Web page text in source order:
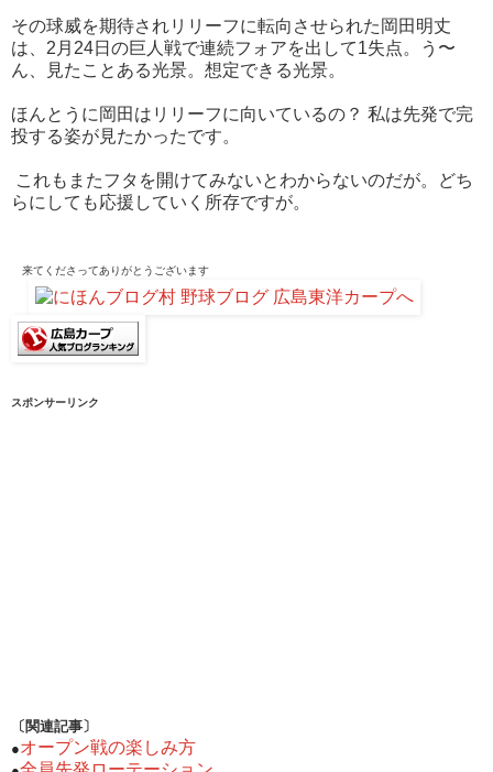
その球威を期待されリリーフに転向させられた岡田明丈
は、2月24日の巨人戦で連続フォアを出して1失点。う〜
ん、見たことある光景。想定できる光景。
ほんとうに岡田はリリーフに向いているの？ 私は先発で完
投する姿が見たかったです。
これもまたフタを開けてみないとわからないのだが。どち
らにしても応援していく所存ですが。
来てくださってありがとうございます
スポンサーリンク
〔関連記事〕
●オープン戦の楽しみ方